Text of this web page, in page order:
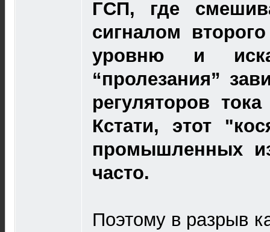
ГСП, где
сигналом
уровню и
“пролезания”
регуляторов
Кстати, этот
промышленных
часто.
Поэтому в разрыв